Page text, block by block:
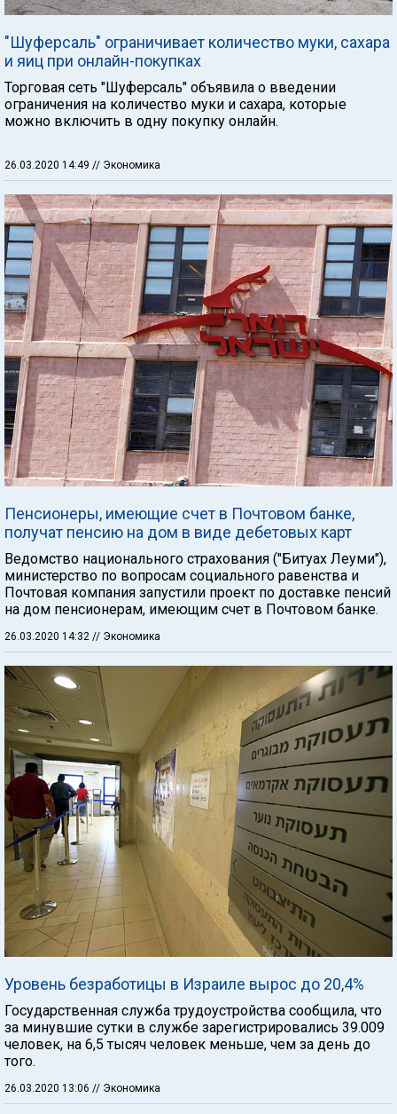
"Шуферсаль" ограничивает количество муки, сахара
и яиц при онлайн-покупках
Торговая сеть "Шуферсаль" объявила о введении
ограничения на количество муки и сахара, которые
можно включить в одну покупку онлайн.
26.03.2020 14:49 // Экономика
Пенсионеры, имеющие счет в Почтовом банке,
получат пенсию на дом в виде дебетовых карт
Ведомство национального страхования ("Битуах Леуми"),
министерство по вопросам социального равенства и
Почтовая компания запустили проект по доставке пенсий
на дом пенсионерам, имеющим счет в Почтовом банке.
26.03.2020 14:32 // Экономика
Уровень безработицы в Израиле вырос до 20,4%
Государственная служба трудоустройства сообщила, что
за минувшие сутки в службе зарегистрировались 39.009
человек, на 6,5 тысяч человек меньше, чем за день до
того.
26.03.2020 13:06 // Экономика